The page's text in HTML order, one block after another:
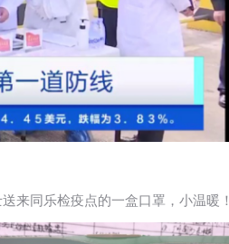
来同乐检疫点的一盒口罩，小温暖！